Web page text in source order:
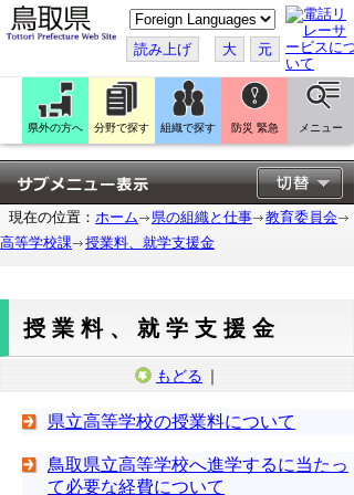
こ
の
ペ
ー
ジ
翻
訳
す
る
読み上げ 大 元
県外の方へ 分野で探す 組織で探す 防災 緊急 メニュー
現在の位置： ホーム 県の組織と仕事
教育委員会
高等学校課
授業料、就学支援金
授業料、就学支援金
もどる ｜
県立高等学校の授業料について
鳥取県立高等学校へ進学するに当たっ
て必要な経費について